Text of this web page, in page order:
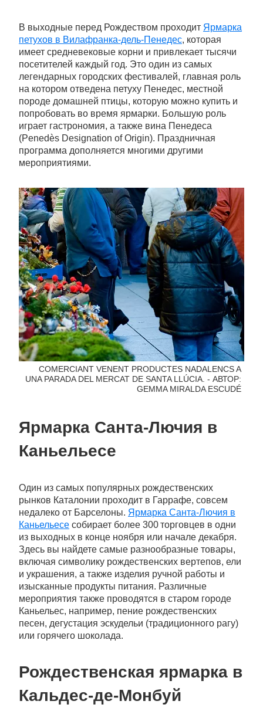
В выходные перед Рождеством проходит Ярмарка
петухов в Вилафранка-дель-Пенедес, которая
имеет средневековые корни и привлекает тысячи
посетителей каждый год. Это один из самых
легендарных городских фестивалей, главная роль
на котором отведена петуху Пенедес, местной
породе домашней птицы, которую можно купить и
попробовать во время ярмарки. Большую роль
играет гастрономия, а также вина Пенедеса
(Penedès Designation of Origin). Праздничная
программа дополняется многими другими
мероприятиями.
COMERCIANT VENENT PRODUCTES NADALENCS A
UNA PARADA DEL MERCAT DE SANTA LLÚCIA. - АВТОР:
GEMMA MIRALDA ESCUDÉ
Ярмарка Санта-Лючия в
Каньельесе
Один из самых популярных рождественских
рынков Каталонии проходит в Гаррафе, совсем
недалеко от Барселоны. Ярмарка Санта-Лючия в
Каньельесе собирает более 300 торговцев в одни
из выходных в конце ноября или начале декабря.
Здесь вы найдете самые разнообразные товары,
включая символику рождественских вертепов, ели
и украшения, а также изделия ручной работы и
изысканные продукты питания. Различные
мероприятия также проводятся в старом городе
Каньельес, например, пение рождественских
песен, дегустация эскудельи (традиционного рагу)
или горячего шоколада.
Рождественская ярмарка в
Кальдес-де-Монбуй